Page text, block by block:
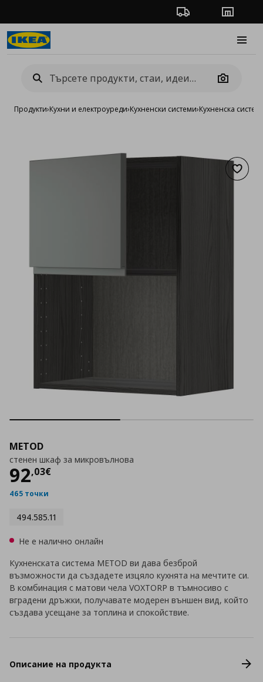
Проследяване на
Camera
Продукти›Кухни и електроуреди›Кухненски системи›Кухненска
METOD
стенен шкаф за микровълнова
92,03€
Цена
465 точки
494.585.11
Не е налично онлайн
Кухненската система METOD ви дава безброй
възможности да създадете изцяло кухнята на мечтите си.
В комбинация с матови чела VOXTORP в тъмносиво с
вградени дръжки, получавате модерен външен вид, който
създава усещане за топлина и спокойствие.
Описание на продукта